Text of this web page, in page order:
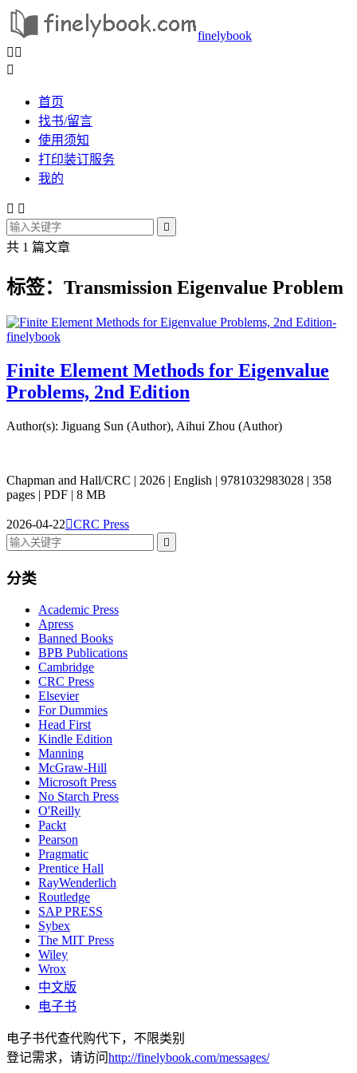
finelybook
 

首页
找书/留言
使用须知
打印装订服务
我的
 

共 1 篇文章
标签：Transmission Eigenvalue Problem
Finite Element Methods for Eigenvalue
Problems, 2nd Edition
Author(s): Jiguang Sun (Author), Aihui Zhou (Author)
Chapman and Hall/CRC | 2026 | English | 9781032983028 | 358
pages | PDF | 8 MB
2026-04-22CRC Press

分类
Academic Press
Apress
Banned Books
BPB Publications
Cambridge
CRC Press
Elsevier
For Dummies
Head First
Kindle Edition
Manning
McGraw-Hill
Microsoft Press
No Starch Press
O'Reilly
Packt
Pearson
Pragmatic
Prentice Hall
RayWenderlich
Routledge
SAP PRESS
Sybex
The MIT Press
Wiley
Wrox
中文版
电子书
电子书代查代购代下，不限类别
登记需求，请访问http://finelybook.com/messages/